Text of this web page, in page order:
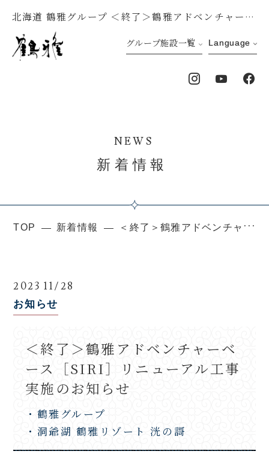
北海道 鶴雅グループ ＜終了＞鶴雅アドベンチャーベース［SIRI］リニューアル工事実施のお知らせ
グループ施設一覧 Language
NEWS
新着情報
TOP 新着情報 ＜終了＞鶴雅アドベンチャーベース［SIRI］リニューアル工事実施のお知らせ
2023 11/28
お知らせ
＜終了＞鶴雅アドベンチャーベ
ース［SIRI］リニューアル工事
実施のお知らせ
・鶴雅グループ
・洞爺湖 鶴雅リゾート 洸の謌